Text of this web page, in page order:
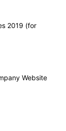
2019 (for
Website